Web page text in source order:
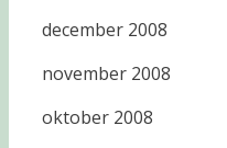
december 2008
november 2008
oktober 2008